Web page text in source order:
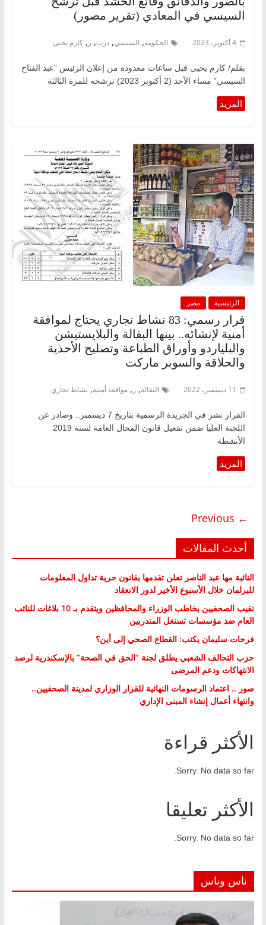
السيسي في المعادي (تقرير مصور)
4 أكتوبر، 2023 الحكومة, السيسي, درب, ر , كارم يحيى
بقلم/ كارم يحيى قبل ساعات معدودة من إعلان الرئيس “عبد الفتاح
السيسي” مساء الأحد (2 أكتوبر 2023) ترشحه للمرة الثالثة
الرئيسية مصر
قرار رسمي: 83 نشاط تجاري يحتاج لموافقة
أمنية لإنشائه.. بينها البقالة والبلايستيشن
والبلياردو وأوراق الطباعة وتصليح الأحذية
والحلاقة والسوبر ماركت
11 ديسمبر، 2022 البقالة, ر , موافقة أمنية, نشاط تجاري
القرار نشر في الجريدة الرسمية بتاريخ 7 ديسمبر.. وصادر عن
الأنشطة
← Previous
أحدث المقالات
النائبة مها عبد الناصر تعلن تقدمها بقانون حرية تداول المعلومات
للبرلمان خلال الأسبوع الأخير لدور الانعقاد
نقيب الصحفيين يخاطب الوزراء والمحافظين ويتقدم بـ 10 بلاغات للنائب
العام ضد مؤسسات تستغل المتدربين
فرحات سليمان يكتب: القطاع الصحي إلى أين؟
حزب التحالف الشعبي يطلق لجنة “الحق في الصحة” بالإسكندرية لرصد
الانتهاكات ودعم المرضى
صور .. اعتماد الرسومات النهائية للقرار الوزاري لمدينة الصحفيين..
وانتهاء أعمال إنشاء المبنى الإداري
الأكثر قراءة
Sorry. No data so far.
الأكثر تعليقا
Sorry. No data so far.
ناس وناس